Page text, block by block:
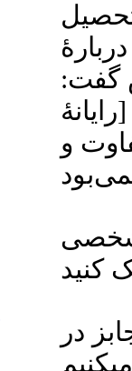
گفت:
و
شخصی
در